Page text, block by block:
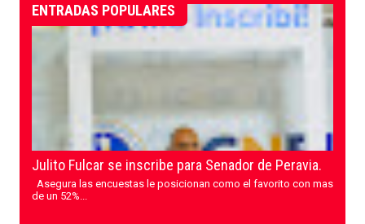
ENTRADAS POPULARES
Julito Fulcar se inscribe para Senador de Peravia.
Asegura las encuestas le posicionan como el favorito con mas
de un 52%...